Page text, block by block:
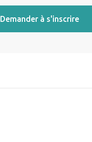
Demander à s'inscrire